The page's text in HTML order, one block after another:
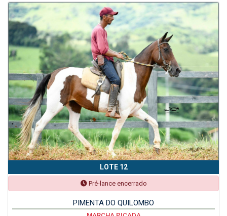
LOTE 12
Pré-lance encerrado
PIMENTA DO QUILOMBO